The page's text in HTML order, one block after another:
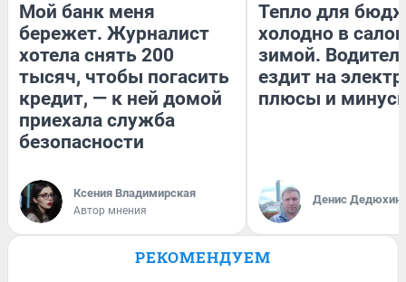
Мой банк меня
бережет. Журналист
хотела снять 200
тысяч, чтобы погасить
кредит, — к ней домой
приехала служба
безопасности
Ксения Владимирская
Автор мнения
Тепло для
холодно в
зимой.
ездит на
плюсы и
Денис Дедюхин
РЕКОМЕНДУЕМ